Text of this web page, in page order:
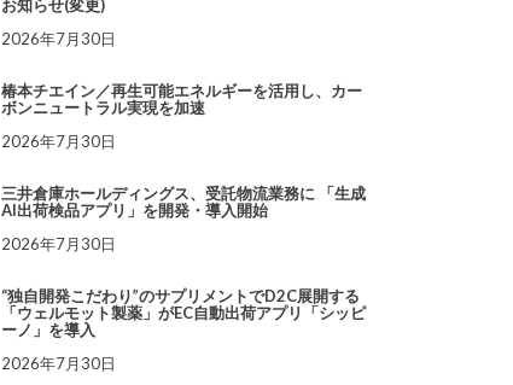
お知らせ(変更)
2026年7月30日
椿本チエイン／再生可能エネルギーを活用し、カー
ボンニュートラル実現を加速
2026年7月30日
三井倉庫ホールディングス、受託物流業務に 「生成
AI出荷検品アプリ」を開発・導入開始
2026年7月30日
“独自開発こだわり”のサプリメントでD2C展開する
「ウェルモット製薬」がEC自動出荷アプリ「シッピ
ーノ」を導入
2026年7月30日